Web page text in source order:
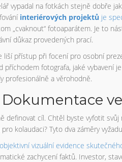
vypadal na fotkách stejně dobře
interiérových projektů je
„cvaknout“ fotoaparátem. Je to
důkaz provedených prací.
přístup při focení pro osobní
fotografa, jaké vybavení
profesionálně a věrohodně.
definovat cíl. Chtěl byste vyfotit
kolaudaci? Tyto dva záměry
objektivní vizuální evidence
zachycení faktů. Investor,